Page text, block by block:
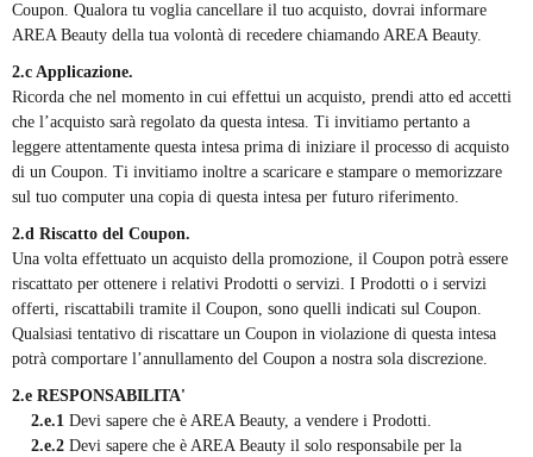
Coupon. Qualora tu voglia cancellare il tuo acquisto, dovrai informare
AREA Beauty della tua volontà di recedere chiamando AREA Beauty.
2.c Applicazione.
Ricorda che nel momento in cui effettui un acquisto, prendi atto ed accetti
che l’acquisto sarà regolato da questa intesa. Ti invitiamo pertanto a
leggere attentamente questa intesa prima di iniziare il processo di acquisto
di un Coupon. Ti invitiamo inoltre a scaricare e stampare o memorizzare
sul tuo computer una copia di questa intesa per futuro riferimento.
2.d Riscatto del Coupon.
Una volta effettuato un acquisto della promozione, il Coupon potrà essere
riscattato per ottenere i relativi Prodotti o servizi. I Prodotti o i servizi
offerti, riscattabili tramite il Coupon, sono quelli indicati sul Coupon.
Qualsiasi tentativo di riscattare un Coupon in violazione di questa intesa
potrà comportare l’annullamento del Coupon a nostra sola discrezione.
2.e RESPONSABILITA'
2.e.1 Devi sapere che è AREA Beauty, a vendere i Prodotti.
2.e.2 Devi sapere che è AREA Beauty il solo responsabile per la